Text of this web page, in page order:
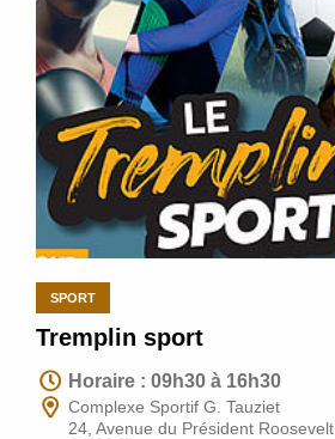
SPORT
Tremplin sport
Horaire : 09h30 à 16h30
Complexe Sportif G. Tauziet
24, Avenue du Président Roosevelt